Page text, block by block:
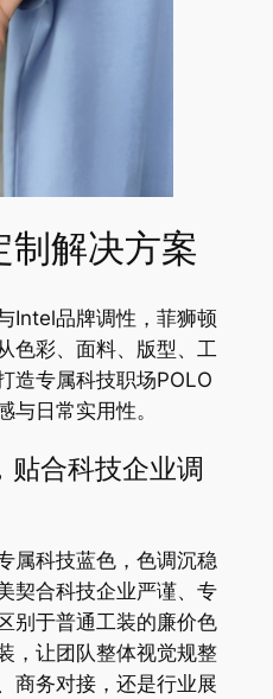
解决方案
Intel品牌调性，菲狮顿
色彩、面料、版型、工
造专属科技职场POLO
与日常实用性。
贴合科技企业调
属科技蓝色，色调沉稳
契合科技企业严谨、专
别于普通工装的廉价色
，让团队整体视觉规整
商务对接，还是行业展